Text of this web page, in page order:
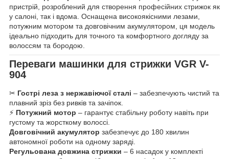
пристрій, розроблений для створення професійних стрижок як
у салоні, так і вдома. Оснащена високоякісними лезами,
потужним мотором та довговічним акумулятором, ця модель
ідеально підходить для точного та комфортного догляду за
волоссям та бородою.
Переваги машинки для стрижки VGR V-
904
✂ Гострі леза з нержавіючої сталі – забезпечують чистий та
плавний зріз без ривків та зачіпок.
⚡ Потужний мотор – гарантує стабільну роботу навіть при
густому та жорсткому волоссі.
Довговічний акумулятор забезпечує до 180 хвилин
автономної роботи на одному заряді.
Регульована довжина стрижки – 6 насадок у комплекті